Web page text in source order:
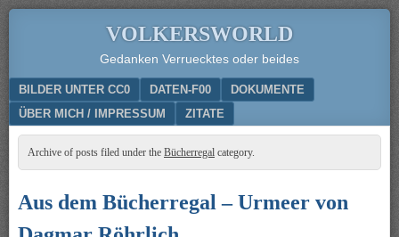
VOLKERSWORLD
Gedanken Verruecktes oder beides
Menu
SKIP TO CONTENT
BILDER UNTER CC0 DATEN-F00
DOKUMENTE
ÜBER MICH / IMPRESSUM
ZITATE
Archive of posts filed under the Bücherregal category.
Aus dem Bücherregal – Urmeer von